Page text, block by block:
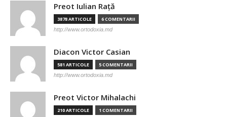
Preot Iulian Raţă
3878 ARTICOLE 6 COMENTARII
http://www.ortodoxia.md
Diacon Victor Casian
581 ARTICOLE 5 COMENTARII
http://www.ortodoxia.md
Preot Victor Mihalachi
210 ARTICOLE 1 COMENTARII